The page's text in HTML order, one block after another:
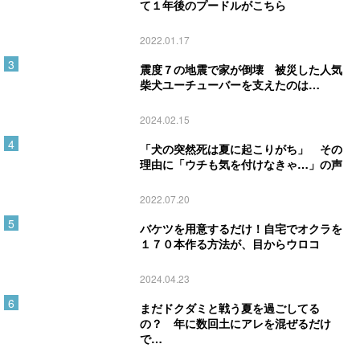
て１年後のプードルがこちら
2022.01.17
震度７の地震で家が倒壊 被災した人気
柴犬ユーチューバーを支えたのは…
2024.02.15
「犬の突然死は夏に起こりがち」 その
理由に「ウチも気を付けなきゃ…」の声
2022.07.20
バケツを用意するだけ！自宅でオクラを
１７０本作る方法が、目からウロコ
2024.04.23
まだドクダミと戦う夏を過ごしてる
の？ 年に数回土にアレを混ぜるだけ
で…